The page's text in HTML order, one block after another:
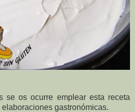
se os ocurre emplear esta receta
gastronómicas.